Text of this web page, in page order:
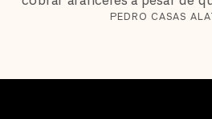
PEDRO CASAS